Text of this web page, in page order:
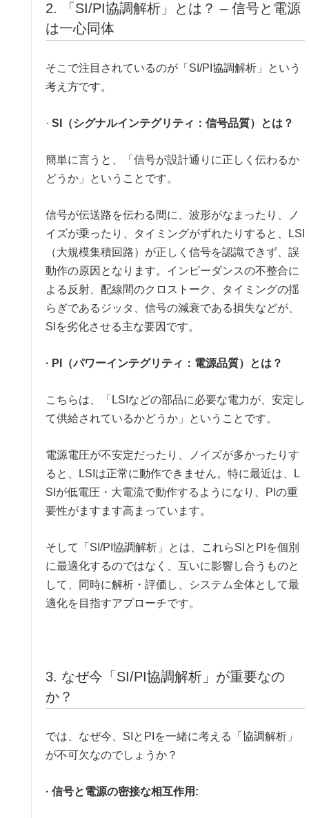
2. 「SI/PI協調解析」とは？ – 信号と電源
は一心同体
そこで注目されているのが「SI/PI協調解析」という
考え方です。
· SI（シグナルインテグリティ：信号品質）とは？
簡単に言うと、「信号が設計通りに正しく伝わるか
どうか」ということです。
信号が伝送路を伝わる間に、波形がなまったり、ノ
イズが乗ったり、タイミングがずれたりすると、LSI
（大規模集積回路）が正しく信号を認識できず、誤
動作の原因となります。インピーダンスの不整合に
よる反射、配線間のクロストーク、タイミングの揺
らぎであるジッタ、信号の減衰である損失などが、
SIを劣化させる主な要因です。
· PI（パワーインテグリティ：電源品質）とは？
こちらは、「LSIなどの部品に必要な電力が、安定し
て供給されているかどうか」ということです。
電源電圧が不安定だったり、ノイズが多かったりす
ると、LSIは正常に動作できません。特に最近は、L
SIが低電圧・大電流で動作するようになり、PIの重
要性がますます高まっています。
そして「SI/PI協調解析」とは、これらSIとPIを個別
に最適化するのではなく、互いに影響し合うものと
して、同時に解析・評価し、システム全体として最
適化を目指すアプローチです。
3. なぜ今「SI/PI協調解析」が重要なの
か？
では、なぜ今、SIとPIを一緒に考える「協調解析」
が不可欠なのでしょうか？
· 信号と電源の密接な相互作用: